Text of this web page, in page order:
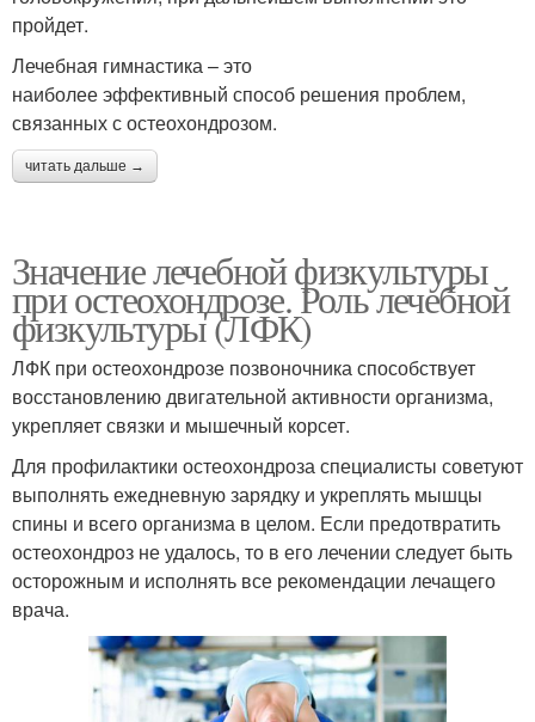
пройдет.
Лечебная гимнастика – это
наиболее эффективный способ решения проблем,
связанных с остеохондрозом.
читать дальше →
Значение лечебной физкультуры
при остеохондрозе. Роль лечебной
физкультуры (ЛФК)
ЛФК при остеохондрозе позвоночника способствует
восстановлению двигательной активности организма,
укрепляет связки и мышечный корсет.
Для профилактики остеохондроза специалисты советуют
выполнять ежедневную зарядку и укреплять мышцы
спины и всего организма в целом. Если предотвратить
остеохондроз не удалось, то в его лечении следует быть
осторожным и исполнять все рекомендации лечащего
врача.